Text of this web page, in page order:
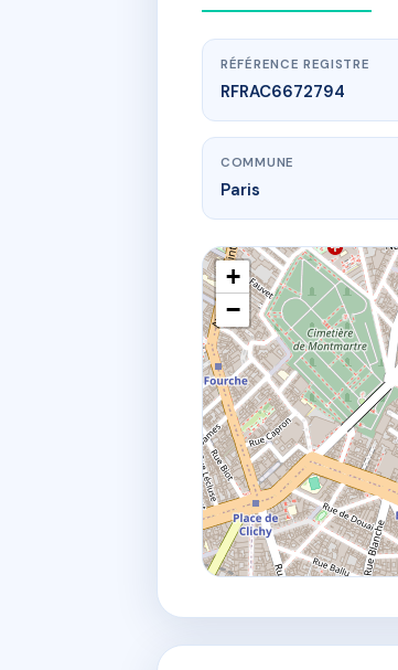
RÉFÉRENCE REGISTRE
RFRAC6672794
COMMUNE
Paris
+
−